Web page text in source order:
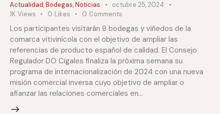
Actualidad,Bodegas,Noticias
octubre 25, 2024
1K Views 0 Likes 0 Comments
Los participantes visitarán 8 bodegas y viñedos de la
comarca vitivinícola con el objetivo de ampliar las
referencias de producto español de calidad. El Consejo
Regulador DO Cigales finaliza la próxima semana su
programa de internacionalización de 2024 con una nueva
misión comercial inversa cuyo objetivo de ampliar o
afianzar las relaciones comerciales en…